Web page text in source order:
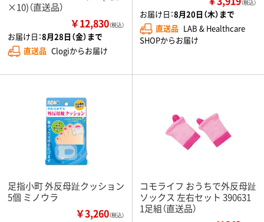
×10)（直送品）
￥12,830（税込）
お届け日：8月28日（金）まで
直送品 Clogiからお届け
（税込）
お届け日：8月20日（木）まで
直送品 LAB & Healthcare
SHOPからお届け
足指小町 外反母趾クッション
5個 ミノウラ
￥3,260（税込）
コモライフ おうちで外反母趾
ソックス 左右セット 390631
1足組（直送品）